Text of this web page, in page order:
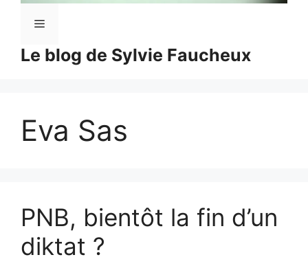
Le blog de Sylvie Faucheux
Menu
Eva Sas
PNB, bientôt la fin d’un
diktat ?